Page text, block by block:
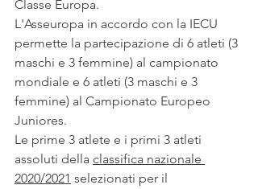
Classe Europa.
L'Asseuropa in accordo con la IECU
permette la partecipazione di 6 atleti (3
maschi e 3 femmine) al campionato
mondiale e 6 atleti (3 maschi e 3
femmine) al Campionato Europeo
Juniores.
Le prime 3 atlete e i primi 3 atleti
assoluti della classifica nazionale
2020/2021 selezionati per il